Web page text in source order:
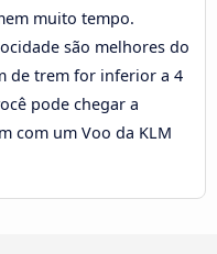
muito tempo.
são melhores do
de trem for inferior a 4
pode chegar a
com um Voo da KLM